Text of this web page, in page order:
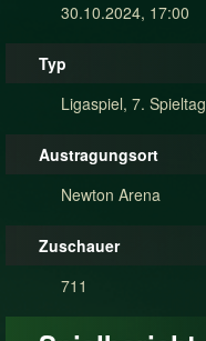
30.10.2024, 17:00
Typ
Ligaspiel, 7. Spieltag
Austragungsort
Newton Arena
Zuschauer
711